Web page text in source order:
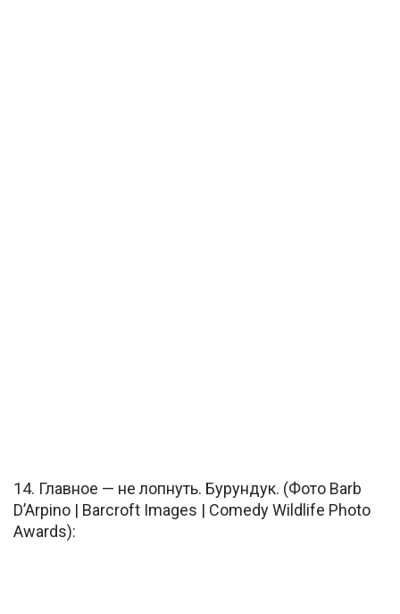
14. Главное — не лопнуть. Бурундук. (Фото Barb
D’Arpino | Barcroft Images | Comedy Wildlife Photo
Awards):